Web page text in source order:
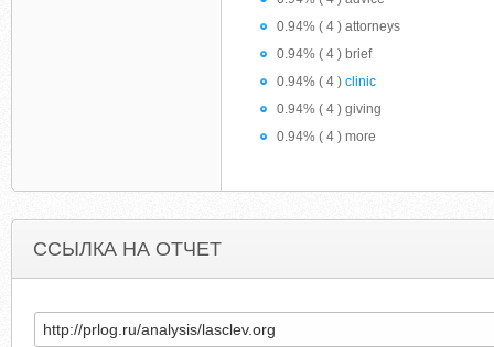
0.94% ( 4 ) attorneys
0.94% ( 4 ) brief
0.94% ( 4 ) clinic
0.94% ( 4 ) giving
0.94% ( 4 ) more
ССЫЛКА НА ОТЧЕТ